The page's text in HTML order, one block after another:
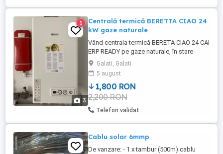
3
1
Centrală termică BERETTA CIAO 24
kW gaze naturale
Vând centrala termică BERETA CIAO 24 CAI
ERP READY pe gaze naturale, în stare
foarte bună și complet funcțională. Putere
termică: 24 kW Tip combustibil: Gaze
naturale Tiraj natural Echipată cu robinete
pentru caldură și apă caldă Vas de
expansiune suplimentar pentru un sistem
mai eficient Ideală pentru ...
Galati, Galati
5 august
1,800 RON
2,200 RON
Telefon validat
Cablu solar 6mmp
De vanzare: - 1 x tambur (500m) cablu